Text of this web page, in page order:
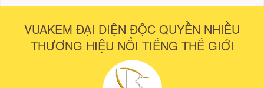
VUAKEM ĐẠI DIỆN ĐỘC QUYỀN NHIỀU
THƯƠNG HIỆU NỔI TIẾNG THẾ GIỚI